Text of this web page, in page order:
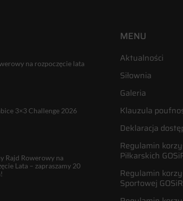
na rozpoczęcie lata
3×3 Challenge 2026
Rajd Rowerowy na
Lata – zapraszamy 20
MENU
Aktualności
Siłownia
Galeria
Klauzula
Deklaracja
Regulamin
Piłkarskich
Regulamin
Sportowej